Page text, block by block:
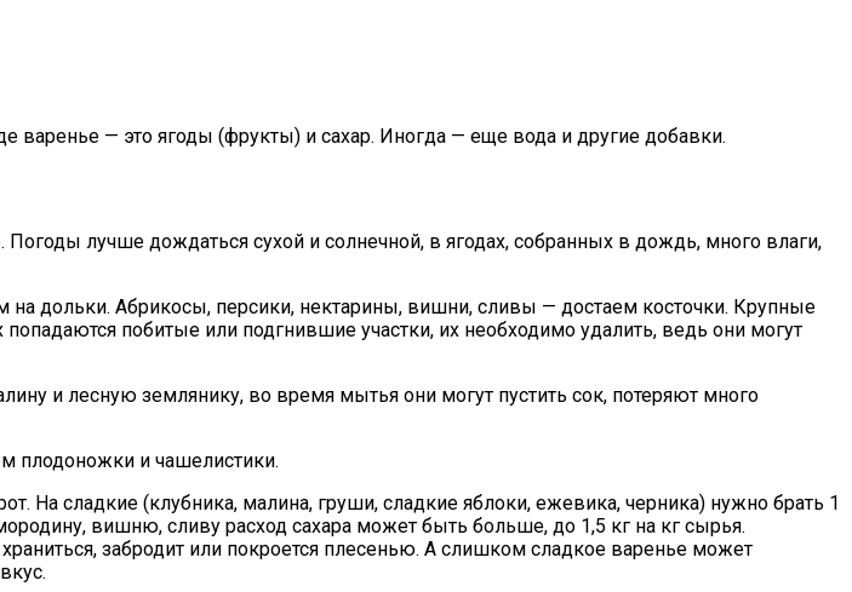
— это ягоды (фрукты) и сахар. Иногда — еще вода и другие добавки.
лучше дождаться сухой и солнечной, в ягодах, собранных в дождь, много влаги,
дольки. Абрикосы, персики, нектарины, вишни, сливы — достаем косточки. Крупные
побитые или подгнившие участки, их необходимо удалить, ведь они могут
и лесную землянику, во время мытья они могут пустить сок, потеряют много
плодоножки и чашелистики.
На сладкие (клубника, малина, груши, сладкие яблоки, ежевика, черника) нужно брать 1
вишню, сливу расход сахара может быть больше, до 1,5 кг на кг сырья.
забродит или покроется плесенью. А слишком сладкое варенье может